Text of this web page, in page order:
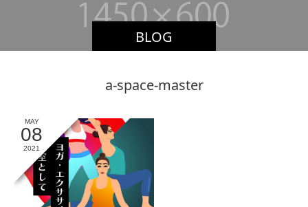
BLOG
a-space-master
MAY
08
2021